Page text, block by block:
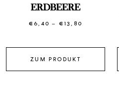
ERDBEERE
€ 6,40 – € 13,80
€13,80
ZUM PRODUKT